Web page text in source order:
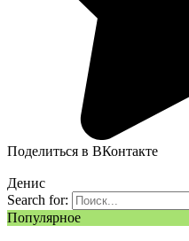
Поделиться в ВКонтакте
Денис
Search for:
Популярное